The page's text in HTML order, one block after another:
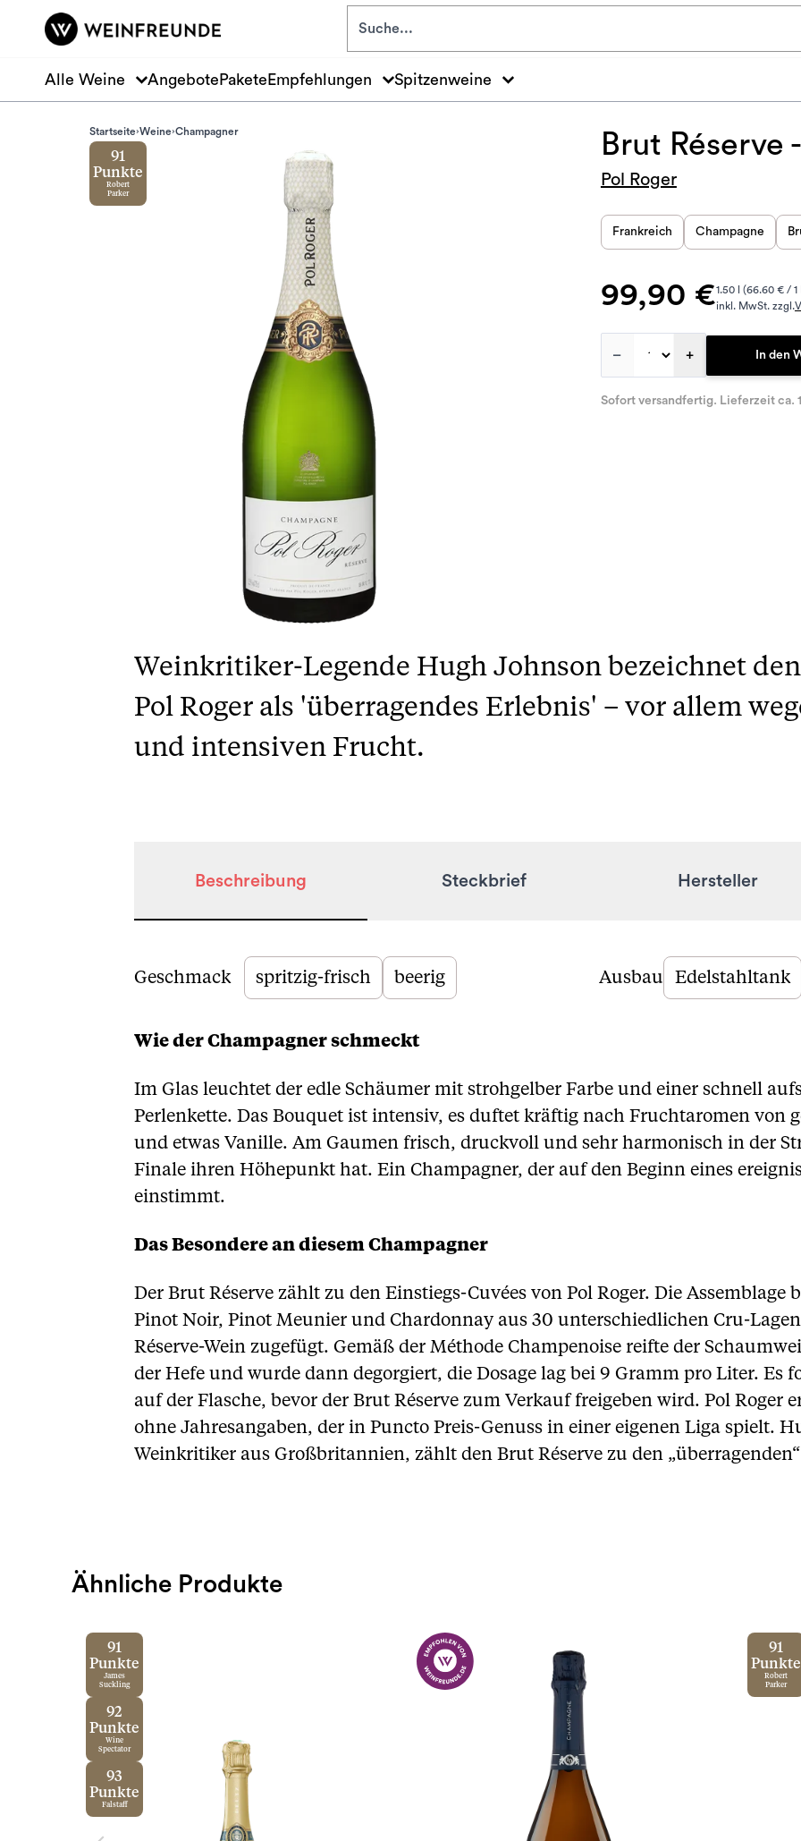
Zum Hauptinhalt springen
Alle Weine Angebote Pakete Empfehlungen Spitzenweine
Startseite Weine Champagner
91
Punkte
Robert
Parker
Brut Réserve
Pol Roger
Frankreich Champagne
99,90 €1.50 l (66.60 € / 1
inkl. MwSt. zzgl.
– + In den
Sofort versandfertig. Lieferzeit ca.
Weinkritiker-Legende Hugh Johnson bezeichnet
Pol Roger als 'überragendes Erlebnis' – vor allem
und intensiven Frucht.
Beschreibung Steckbrief Hersteller
Beschreibung
Geschmack spritzig-frisch beerig Ausbau Edelstahltank
Wie der Champagner schmeckt
Im Glas leuchtet der edle Schäumer mit strohgelber Farbe und einer schnell
Perlenkette. Das Bouquet ist intensiv, es duftet kräftig nach Fruchtaromen von
und etwas Vanille. Am Gaumen frisch, druckvoll und sehr harmonisch in der
Finale ihren Höhepunkt hat. Ein Champagner, der auf den Beginn eines
einstimmt.
Das Besondere an diesem Champagner
Der Brut Réserve zählt zu den Einstiegs-Cuvées von Pol Roger. Die Assemblage
Pinot Noir, Pinot Meunier und Chardonnay aus 30 unterschiedlichen Cru-
Réserve-Wein zugefügt. Gemäß der Méthode Champenoise reifte der
der Hefe und wurde dann degorgiert, die Dosage lag bei 9 Gramm pro Liter. Es
auf der Flasche, bevor der Brut Réserve zum Verkauf freigeben wird. Pol Roger
ohne Jahresangaben, der in Puncto Preis-Genuss in einer eigenen Liga spielt.
Weinkritiker aus Großbritannien, zählt den Brut Réserve zu den
Ähnliche Produkte
91
Punkte
James
Suckling
92
Punkte
Wine
Spectator
93
Punkte
Falstaff
91
Punkte
Robert
Parker